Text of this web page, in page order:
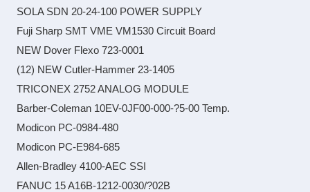
SOLA SDN 20-24-100 POWER SUPPLY
Fuji Sharp SMT VME VM1530 Circuit Board
NEW Dover Flexo 723-0001
(12) NEW Cutler-Hammer 23-1405
TRICONEX 2752 ANALOG MODULE
Barber-Coleman 10EV-0JF00-000-?5-00 Temp.
Modicon PC-0984-480
Modicon PC-E984-685
Allen-Bradley 4100-AEC SSI
FANUC 15 A16B-1212-0030/?02B